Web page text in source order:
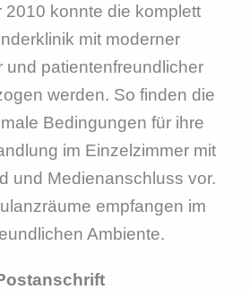
2010 konnte die komplett
mit moderner
und patientenfreundlicher
werden. So finden die
Bedingungen für ihre
im Einzelzimmer mit
und Medienanschluss vor.
empfangen im
Ambiente.